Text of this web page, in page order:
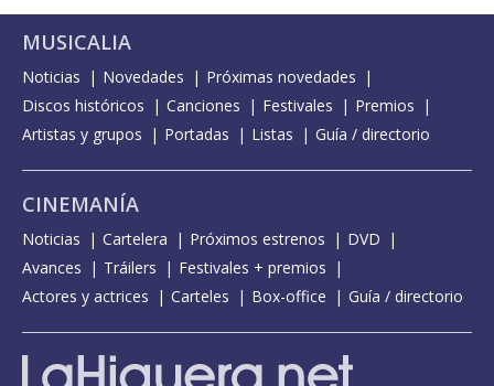
MUSICALIA
Noticias Novedades
Próximas novedades
Discos históricos
Canciones Festivales
Premios
Artistas y grupos
Portadas Listas Guía / directorio
CINEMANÍA
Noticias Cartelera Próximos estrenos
DVD
Avances
Tráilers
Festivales + premios
Actores y actrices
Carteles Box-office Guía / directorio